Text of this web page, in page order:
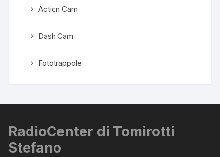
Action Cam
Dash Cam
Fototrappole
RadioCenter di Tomirotti
Stefano